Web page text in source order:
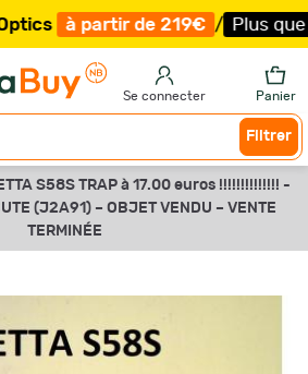
à partir de 219€ / Plus que
Se connecter Panier
Filtrer
S58S TRAP à 17.00 euros !!!!!!!!!!!!!! -
(J2A91) – OBJET VENDU – VENTE
TERMINÉE